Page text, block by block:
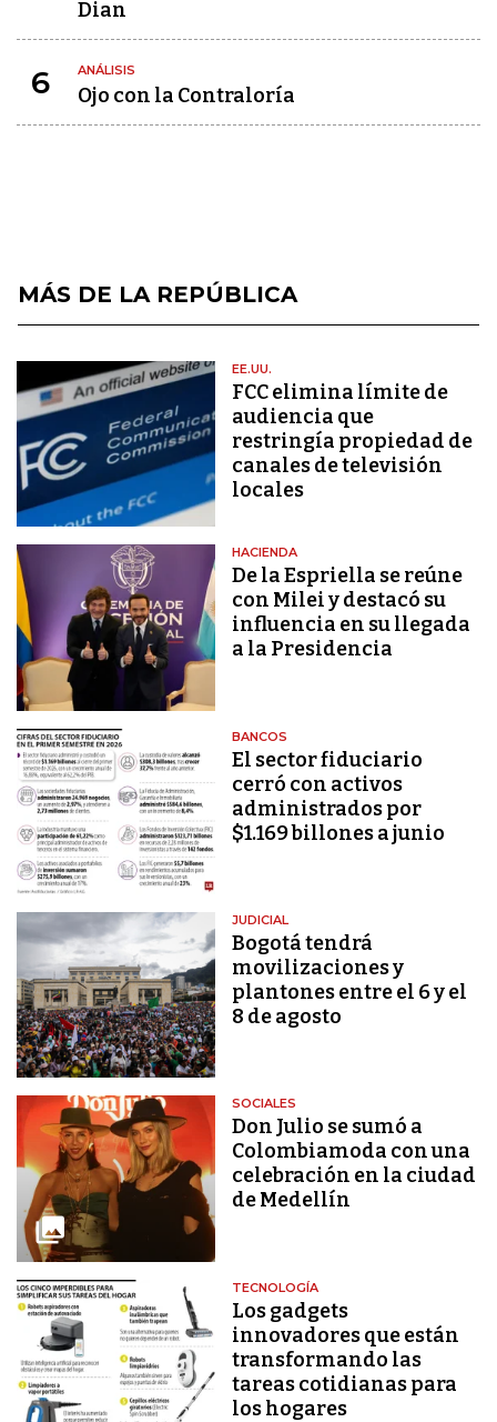
Dian
6 ANÁLISIS
Ojo con la Contraloría
MÁS DE LA REPÚBLICA
EE.UU.
FCC elimina límite de
audiencia que
restringía propiedad de
canales de televisión
locales
HACIENDA
De la Espriella se reúne
con Milei y destacó su
influencia en su llegada
a la Presidencia
BANCOS
El sector fiduciario
cerró con activos
administrados por
$1.169 billones a junio
JUDICIAL
Bogotá tendrá
movilizaciones y
plantones entre el 6 y el
8 de agosto
SOCIALES
Don Julio se sumó a
Colombiamoda con una
celebración en la ciudad
de Medellín
TECNOLOGÍA
Los gadgets
innovadores que están
transformando las
tareas cotidianas para
los hogares